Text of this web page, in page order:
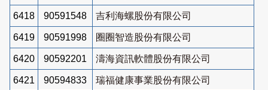
6418 90591548 吉利海螺股份有限公司
6419 90591998 圈圈智造股份有限公司
6420 90592201 濤海資訊軟體股份有限公司
6421 90594833 瑞福健康事業股份有限公司